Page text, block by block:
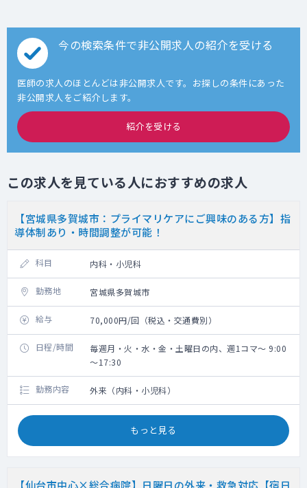
今の検索条件で非公開求人の紹介を受ける
医師の求人のほとんどは非公開求人です。お探しの条件にあった
非公開求人をご紹介します。
紹介を受ける
この求人を見ている人におすすめの求人
【宮城県多賀城市：プライマリケアにご興味のある方】指
導体制あり・時間調整が可能！
科目 内科・小児科
勤務地 宮城県多賀城市
給与 70,000円/回（税込・交通費別）
日程/時間
毎週月・火・水・金・土曜日の内、週1コマ～ 9:00
～17:30
勤務内容 外来（内科・小児科）
もっと見る
【仙台市中心×総合病院】日曜日の外来・救急対応【宿日